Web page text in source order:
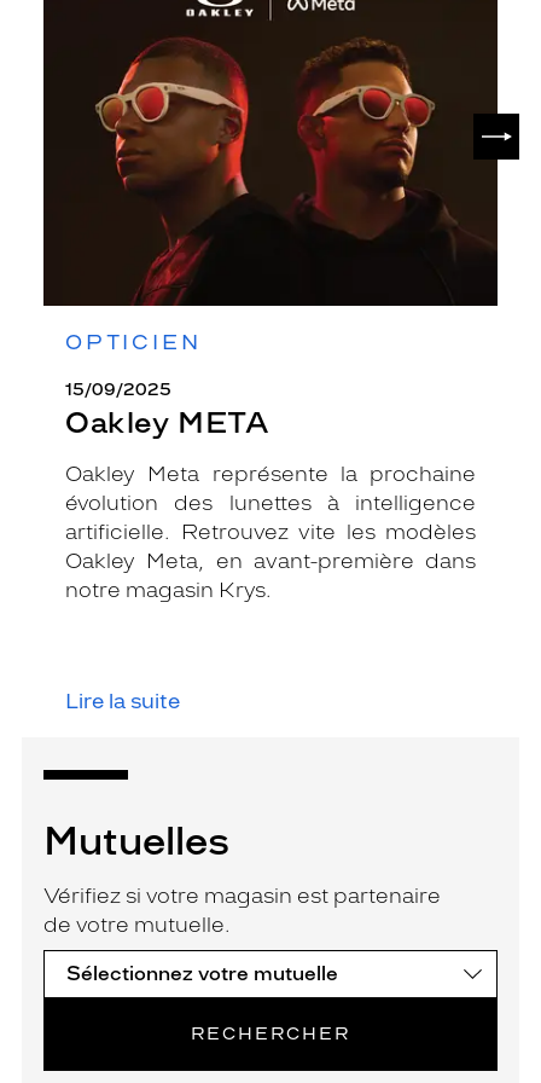
OPTICIEN
15/09/2025
Oakley META
Oakley Meta représente la prochaine
évolution des lunettes à intelligence
artificielle. Retrouvez vite les modèles
Oakley Meta, en avant-première dans
notre magasin Krys.
Lire la suite
Mutuelles
Vérifiez si votre magasin est partenaire
de votre mutuelle.
RECHERCHER